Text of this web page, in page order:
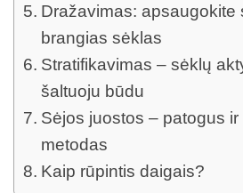
Dražavimas: apsaugokite
brangias sėklas
Stratifikavimas – sėklų
šaltuoju būdu
Sėjos juostos – patogus
metodas
Kaip rūpintis daigais?